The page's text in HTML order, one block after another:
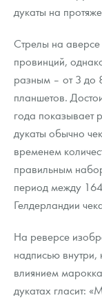
дукаты на
Стрелы на аверсе
провинций,
разным – от 3 до
планшетов.
года показывает
дукаты обычно
временем
правильным
период между
Гелдерландии
На реверсе
надписью
влиянием
дукатах гласит: